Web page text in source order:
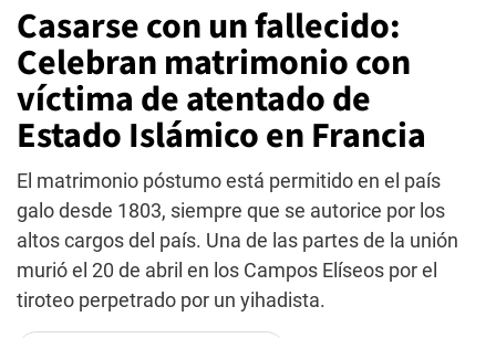
Casarse con un fallecido:
Celebran matrimonio con
víctima de atentado de
Estado Islámico en Francia
El matrimonio póstumo está permitido en el país
galo desde 1803, siempre que se autorice por los
altos cargos del país. Una de las partes de la unión
murió el 20 de abril en los Campos Elíseos por el
tiroteo perpetrado por un yihadista.